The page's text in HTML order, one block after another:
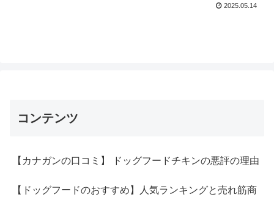
2025.05.14
コンテンツ
【カナガンの口コミ】 ドッグフードチキンの悪評の理由
【ドッグフードのおすすめ】人気ランキングと売れ筋商